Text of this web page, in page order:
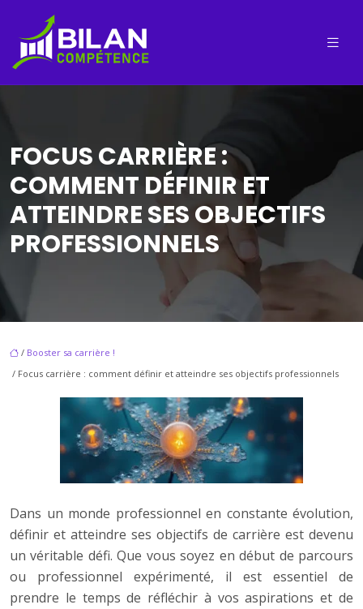
FOCUS CARRIÈRE :
COMMENT DÉFINIR ET
ATTEINDRE SES OBJECTIFS
PROFESSIONNELS
/ Booster sa carrière !
/ Focus carrière : comment définir et atteindre ses objectifs professionnels
Dans un monde professionnel en constante évolution,
définir et atteindre ses objectifs de carrière est devenu
un véritable défi. Que vous soyez en début de parcours
ou professionnel expérimenté, il est essentiel de
prendre le temps de réfléchir à vos aspirations et de